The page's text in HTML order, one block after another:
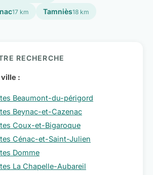
17 km Tamniès18 km
RECHERCHE
:
Beaumont-du-périgord
Beynac-et-Cazenac
Coux-et-Bigaroque
Cénac-et-Saint-Julien
Domme
La Chapelle-Aubareil